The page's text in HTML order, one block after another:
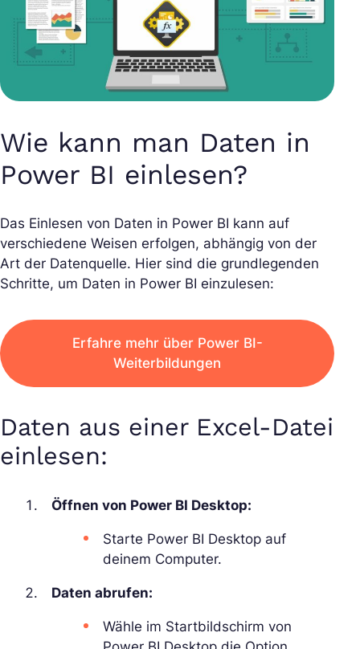
Wie kann man Daten in
Power BI einlesen?
Das Einlesen von Daten in Power BI kann auf
verschiedene Weisen erfolgen, abhängig von der
Art der Datenquelle. Hier sind die grundlegenden
Schritte, um Daten in Power BI einzulesen:
Erfahre mehr über Power BI-
Weiterbildungen
Daten aus einer Excel-Datei
einlesen:
Öffnen von Power BI Desktop:
Starte Power BI Desktop auf
deinem Computer.
Daten abrufen:
Wähle im Startbildschirm von